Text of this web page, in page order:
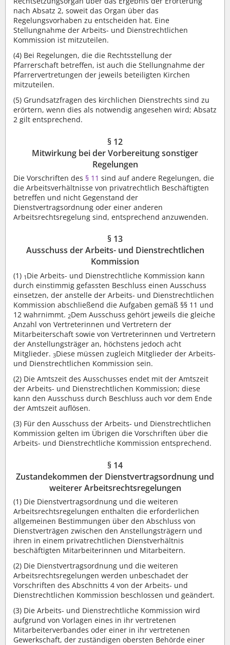
nach Absatz 2, soweit das Organ über das
Regelungsvorhaben zu entscheiden hat. Eine
Stellungnahme der Arbeits- und Dienstrechtlichen
Kommission ist mitzuteilen.
(4) Bei Regelungen, die die Rechtsstellung der
Pfarrerschaft betreffen, ist auch die Stellungnahme der
Pfarrervertretungen der jeweils beteiligten Kirchen
mitzuteilen.
(5) Grundsatzfragen des kirchlichen Dienstrechts sind zu
erörtern, wenn dies als notwendig angesehen wird; Absatz
2 gilt entsprechend.
§ 12
Mitwirkung bei der Vorbereitung sonstiger
Regelungen
Die Vorschriften des § 11 sind auf andere Regelungen, die
die Arbeitsverhältnisse von privatrechtlich Beschäftigten
betreffen und nicht Gegenstand der
Dienstvertragsordnung oder einer anderen
Arbeitsrechtsregelung sind, entsprechend anzuwenden.
§ 13
Ausschuss der Arbeits- und Dienstrechtlichen
Kommission
(1) 1 Die Arbeits- und Dienstrechtliche Kommission kann
durch einstimmig gefassten Beschluss einen Ausschuss
einsetzen, der anstelle der Arbeits- und Dienstrechtlichen
Kommission abschließend die Aufgaben gemäß §§ 11 und
12 wahrnimmt. 2Dem Ausschuss gehört jeweils die gleiche
Anzahl von Vertreterinnen und Vertretern der
Mitarbeiterschaft sowie von Vertreterinnen und Vertretern
der Anstellungsträger an, höchstens jedoch acht
Mitglieder. 3Diese müssen zugleich Mitglieder der Arbeits-
und Dienstrechtlichen Kommission sein.
(2) Die Amtszeit des Ausschusses endet mit der Amtszeit
der Arbeits- und Dienstrechtlichen Kommission; diese
kann den Ausschuss durch Beschluss auch vor dem Ende
der Amtszeit auflösen.
(3) Für den Ausschuss der Arbeits- und Dienstrechtlichen
Kommission gelten im Übrigen die Vorschriften über die
Arbeits- und Dienstrechtliche Kommission entsprechend.
§ 14
Zustandekommen der Dienstvertragsordnung und
weiterer Arbeitsrechtsregelungen
(1) Die Dienstvertragsordnung und die weiteren
Arbeitsrechtsregelungen enthalten die erforderlichen
allgemeinen Bestimmungen über den Abschluss von
Dienstverträgen zwischen den Anstellungsträgern und
ihren in einem privatrechtlichen Dienstverhältnis
beschäftigten Mitarbeiterinnen und Mitarbeitern.
(2) Die Dienstvertragsordnung und die weiteren
Arbeitsrechtsregelungen werden unbeschadet der
Vorschriften des Abschnitts 4 von der Arbeits- und
Dienstrechtlichen Kommission beschlossen und geändert.
(3) Die Arbeits- und Dienstrechtliche Kommission wird
aufgrund von Vorlagen eines in ihr vertretenen
Mitarbeiterverbandes oder einer in ihr vertretenen
Gewerkschaft, der zuständigen obersten Behörde einer